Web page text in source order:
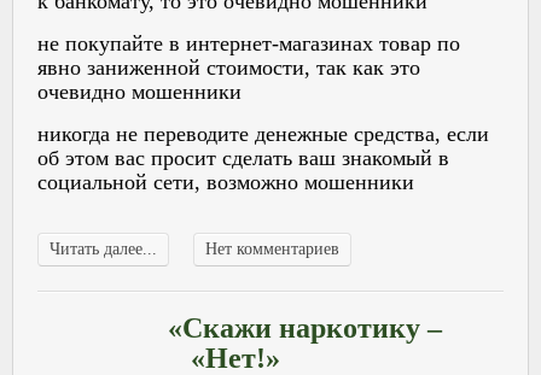
не покупайте в интернет-магазинах товар по
явно заниженной стоимости, так как это
очевидно мошенники
никогда не переводите денежные средства, если
об этом вас просит сделать ваш знакомый в
социальной сети, возможно мошенники
Читать далее... Нет комментариев
«Скажи наркотику –
«Нет!»